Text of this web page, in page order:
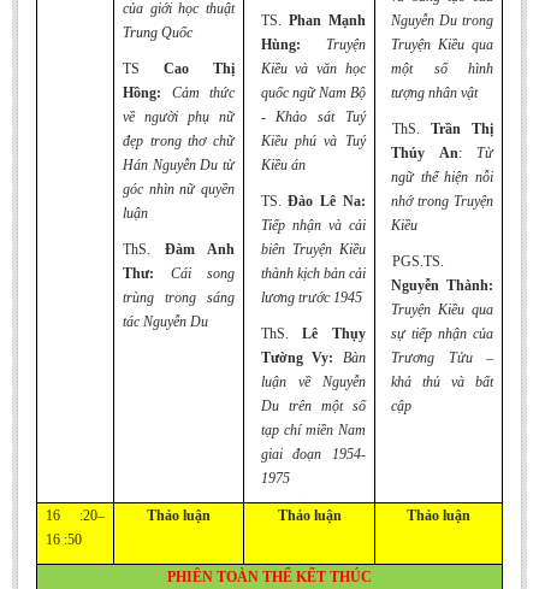
của giới học thuật
Trung Quốc
TS Cao Thị
Hồng: Cảm thức
về người phụ nữ
đẹp trong thơ chữ
Hán Nguyễn Du từ
góc nhìn nữ quyền
luận
ThS. Đàm Anh
Thư: Cái song
trùng trong sáng
tác Nguyễn Du
TS. Phan Mạnh
Hùng: Truyện
Kiều và văn học
quốc ngữ Nam Bộ
- Khảo sát Tuý
Kiều phú và Tuý
Kiều án
TS.Đào Lê Na:
Tiếp nhận và cải
biên Truyện Kiều
thành kịch bản cải
lương trước 1945
ThS.
Lê Thụy
Tường Vy: Bàn
luận về Nguyễn
Du trên một số
tạp chí miền Nam
giai đoạn 1954-
1975
Nguyễn Du trong
Truyện Kiều qua
một số hình
tượng nhân vật
ThS. Trần Thị
Thúy An: Từ
ngữ thể hiện nỗi
nhớ trong Truyện
Kiều
PGS.TS.
Nguyễn Thành:
Truyện Kiều qua
sự tiếp nhận của
Trương Tửu –
khả thủ và bất
cập
16 :20–
16 :50
Thảo luận Thảo luận Thảo luận
PHIÊN TOÀN THỂ KẾT THÚC